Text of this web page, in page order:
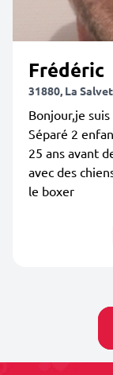
Frédéric
31880, La
Bonjour,je
Séparé 2
25 ans avant
avec des
le boxer